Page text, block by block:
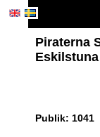
Piraterna
Publik: 1041